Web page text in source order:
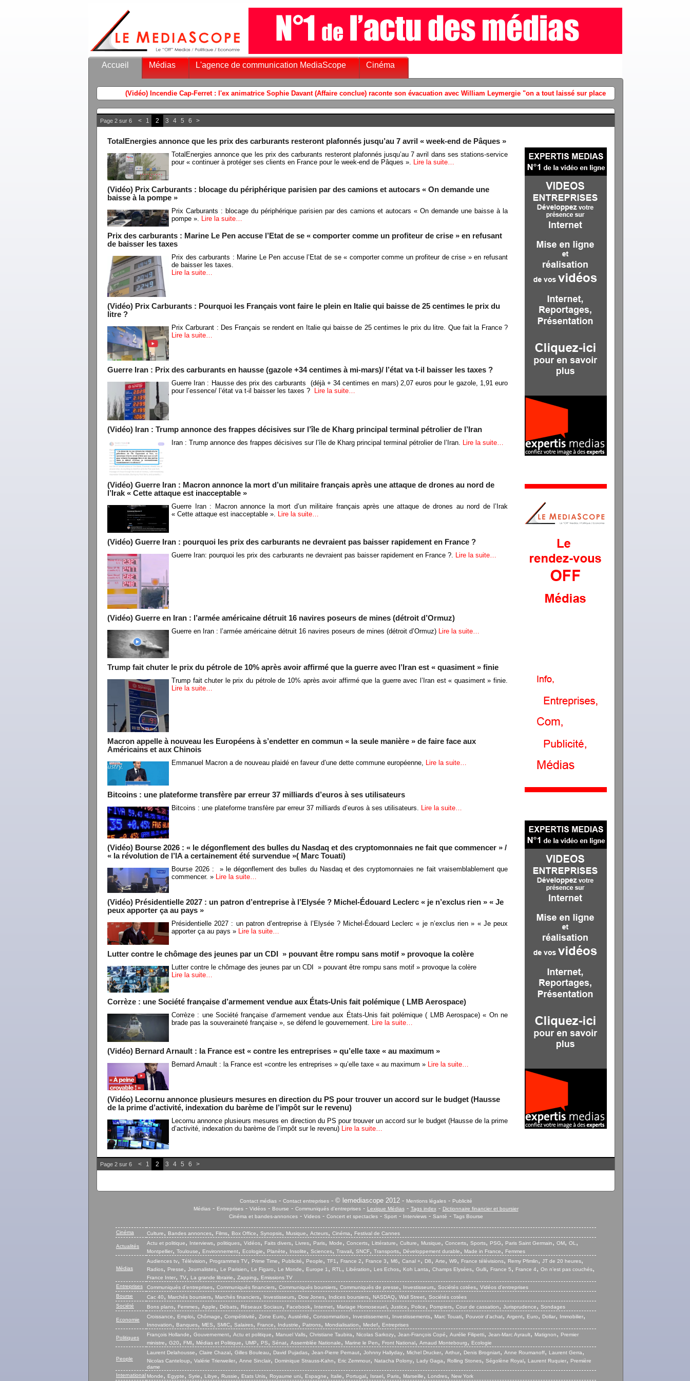
Accueil Médias L'agence de communication MediaScope Cinéma
(Vidéo) Incendie Cap-Ferret : l'ex
Page 2 sur 6 < 1 2 3 4 5 6 >
TotalEnergies annonce que les prix des carburants resteront plafonnés jusqu’au 7 avril « week-end de Pâques »
TotalEnergies annonce que les prix des carburants resteront plafonnés jusqu’au 7 avril dans ses stations-service
pour « continuer à protéger ses clients en France pour le week-end de Pâques ». Lire la suite…
(Vidéo) Prix Carburants : blocage du périphérique parisien par des camions et autocars « On demande une
baisse à la pompe »
Prix Carburants : blocage du périphérique parisien par des camions et autocars « On demande une baisse à la
pompe ». Lire la suite…
Prix des carburants : Marine Le Pen accuse l’Etat de se « comporter comme un profiteur de crise » en refusant
de baisser les taxes
Prix des carburants : Marine Le Pen accuse l’Etat de se « comporter comme un profiteur de crise » en refusant
de baisser les taxes.
Lire la suite…
(Vidéo) Prix Carburants : Pourquoi les Français vont faire le plein en Italie qui baisse de 25 centimes le prix du
litre ?
Prix Carburant : Des Français se rendent en Italie qui baisse de 25 centimes le prix du litre. Que fait la France ?
Lire la suite…
Guerre Iran : Prix des carburants en hausse (gazole +34 centimes à mi-mars)/ l’état va t-il baisser les taxes ?
Guerre Iran : Hausse des prix des carburants (déjà + 34 centimes en mars) 2,07 euros pour le gazole, 1,91 euro
pour l’essence/ l’état va t-il baisser les taxes ?
Lire la suite…
(Vidéo) Iran : Trump annonce des frappes décisives sur l’île de Kharg principal terminal pétrolier de l’Iran
Iran : Trump annonce des frappes décisives sur l’île de Kharg principal terminal pétrolier de l’Iran. Lire la suite…
(Vidéo) Guerre Iran : Macron annonce la mort d’un militaire français après une attaque de drones au nord de
l’Irak « Cette attaque est inacceptable »
Guerre Iran : Macron annonce la mort d’un militaire français après une attaque de drones au nord de l’Irak
« Cette attaque est inacceptable ». Lire la suite…
(Vidéo) Guerre Iran : pourquoi les prix des carburants ne devraient pas baisser rapidement en France ?
Guerre Iran: pourquoi les prix des carburants ne devraient pas baisser rapidement en France ?. Lire la suite…
(Vidéo) Guerre en Iran : l’armée américaine détruit 16 navires poseurs de mines (détroit d’Ormuz)
Guerre en Iran : l’armée américaine détruit 16 navires poseurs de mines (détroit d’Ormuz) Lire la suite…
Trump fait chuter le prix du pétrole de 10% après avoir affirmé que la guerre avec l’Iran est « quasiment » finie
Trump fait chuter le prix du pétrole de 10% après avoir affirmé que la guerre avec l’Iran est « quasiment » finie.
Lire la suite…
Macron appelle à nouveau les Européens à s’endetter en commun « la seule manière » de faire face aux
Américains et aux Chinois
Emmanuel Macron a de nouveau plaidé en faveur d’une dette commune européenne, Lire la suite…
Bitcoins : une plateforme transfère par erreur 37 milliards d’euros à ses utilisateurs
Bitcoins : une plateforme transfère par erreur 37 milliards d’euros à ses utilisateurs. Lire la suite…
(Vidéo) Bourse 2026 : « le dégonflement des bulles du Nasdaq et des cryptomonnaies ne fait que commencer » /
« la révolution de l’IA a certainement été survendue »( Marc Touati)
Bourse 2026 : » le dégonflement des bulles du Nasdaq et des cryptomonnaies ne fait vraisemblablement que
commencer. » Lire la suite…
(Vidéo) Présidentielle 2027 : un patron d’entreprise à l’Elysée ? Michel-Édouard Leclerc « je n’exclus rien » « Je
peux apporter ça au pays »
Présidentielle 2027 : un patron d’entreprise à l’Elysée ? Michel-Édouard Leclerc « je n’exclus rien » « Je peux
apporter ça au pays » Lire la suite…
Lutter contre le chômage des jeunes par un CDI » pouvant être rompu sans motif » provoque la colère
Lutter contre le chômage des jeunes par un CDI » pouvant être rompu sans motif » provoque la colère
Lire la suite…
Corrèze : une Société française d’armement vendue aux États-Unis fait polémique ( LMB Aerospace)
Corrèze : une Société française d’armement vendue aux États-Unis fait polémique ( LMB Aerospace) « On ne
brade pas la souveraineté française », se défend le gouvernement.
Lire la suite…
(Vidéo) Bernard Arnault : la France est « contre les entreprises » qu’elle taxe « au maximum »
Bernard Arnault : la France est «contre les entreprises » qu’elle taxe « au maximum » Lire la suite…
(Vidéo) Lecornu annonce plusieurs mesures en direction du PS pour trouver un accord sur le budget (Hausse
de la prime d’activité, indexation du barème de l’impôt sur le revenu)
Lecornu annonce plusieurs mesures en direction du PS pour trouver un accord sur le budget (Hausse de la prime
d’activité, indexation du barème de l’impôt sur le revenu)
Lire la suite…
Page 2 sur 6 < 1 2 3 4 5 6 >
Contact médias- Contact entreprises- © lemediascope 2012 - Mentions légales- Publicité
Médias- Entreprises- Vidéos- Bourse - Communiqués d'entreprises- Lexique Médias- Tags index- Dictionnaire financier et boursier
Cinéma et bandes-annonces- Videos- Concert et spectacles- Sport- Interviews- Santé - Tags Bourse
Cinéma Culture, Bandes annonces, Films, Box Office, Synopsis, Musique, Acteurs, Cinéma, Festival de Cannes
Actualités
Actu et politique, Interviews, politiques, Vidéos, Faits divers, Livres, Paris, Mode, Concerts, Littérature, Culture, Musique, Concerts, Sports, PSG, Paris Saint Germain, OM, OL ,
Montpellier, Toulouse, Environnement, Ecologie, Planète, Insolite, Sciences, Travail, SNCF, Transports, Développement durable, Made in France, Femmes
Médias
Audiences tv, Télévision, Programmes TV, Prime Time, Publicité, People, TF1 , France 2, France 3, M6, Canal +, D8, Arte, W9, France télévisions, Remy Pfimlin, JT de 20 heures,
Radios, Presse, Journalistes, Le Parisien, Le Figaro, Le Monde, Europe 1 , RTL , Libération, Les Echos, Koh Lanta, Champs Elysées, Gulli, France 5, France 4, On n’est pas couchés,
France Inter, TV, La grande librairie, Zapping, Emissions TV
Entreprises
Communiqués d’entreprises, Communiqués financiers, Communiqués boursiers, Communiqués de presse, Investisseurs, Sociétés cotées, Vidéos d’entreprises
Bourse
Cac 40, Marchés boursiers, Marchés financiers, Investisseurs, Dow Jones, Indices boursiers, NASDAQ, Wall Street, Sociétés cotées
Société
Bons plans, Femmes, Apple, Débats, Réseaux Sociaux, Facebook, Internet, Mariage Homosexuel, Justice, Police, Pompiers, Cour de cassation, Jurisprudence, Sondages
Economie
Croissance, Emploi, Chômage, Compétitivité, Zone Euro, Austérité, Consommation, Investissement, Investissements, Marc Touati, Pouvoir d’achat, Argent, Euro, Dollar, Immobilier,
Innovation, Banques, MES, SMIC, Salaires, France, Industrie, Patrons, Mondialisation, Medef, Entreprises
Politiques
François Hollande, Gouvernement, Actu et politique, Manuel Valls, Christiane Taubira, Nicolas Sarkozy, Jean-François Copé, Aurélie Filipetti, Jean-Marc Ayrault, Matignon, Premier
ministre, G20, FMI, Médias et Politique, UMP, PS, Sénat, Assemblée Nationale, Marine le Pen, Front National, Arnaud Montebourg, Ecologie
People
Laurent Delahousse, Claire Chazal, Gilles Bouleau, David Pujadas, Jean-Pierre Pernaut, Johnny Hallyday, Michel Drucker, Arthur, Denis Brogniart, Anne Roumanoff, Laurent Gerra,
Nicolas Canteloup, Valérie Trierweiler, Anne Sinclair, Dominique Strauss-Kahn, Eric Zemmour, Natacha Polony, Lady Gaga, Rolling Stones, Ségolène Royal, Laurent Ruquier, Première
dame
International Monde, Egypte, Syrie, Libye, Russie, Etats Unis, Royaume uni, Espagne, Italie, Portugal, Israel, Paris, Marseille, Londres, New York